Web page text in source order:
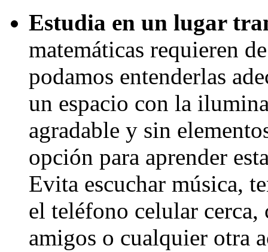
Estudia en un lugar
matemáticas requieren
podamos entenderlas
un espacio con la
agradable y sin
opción para aprender
Evita escuchar música,
el teléfono celular cerca,
amigos o cualquier otra